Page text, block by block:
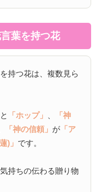
葉を持つ花
持つ花は、複数見ら
と 「ホップ」
「神
「神の信頼」 が 「ア
)」 です。
持ちの伝わる贈り物